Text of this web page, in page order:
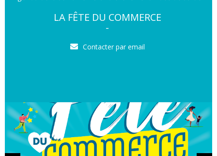
LA FÊTE DU COMMERCE
-
Contacter par email